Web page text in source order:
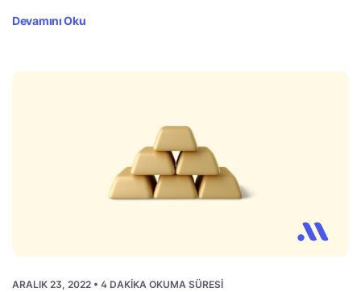
Devamını Oku
ARALIK 23, 2022 • 4 DAKIKA OKUMA SÜRESI